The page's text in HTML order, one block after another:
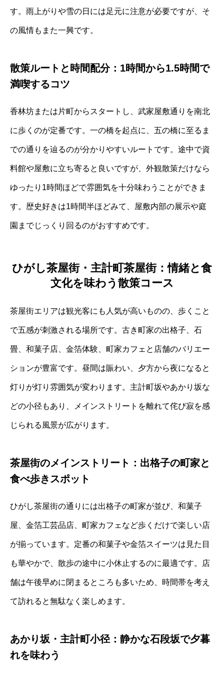
す。雨上がりや雪の日には足元に注意が必要ですが、そ
の風情もまた一興です。
散策ルートと時間配分：1時間から1.5時間で
満喫するコツ
香林坊または片町からスタートし、武家屋敷通りを南北
に歩くのが定番です。一の橋を起点に、五の橋に至るま
での通りを辿るのが分かりやすいルートです。途中で資
料館や屋敷に立ち寄ると良いですが、外観散策だけなら
ゆったり1時間ほどで雰囲気を十分味わうことができま
す。歴史好きは1時間半ほどみて、屋敷内部の展示や庭
園までじっくり回るのがおすすめです。
ひがし茶屋街・主計町茶屋街：情緒と食
文化を味わう散策コース
茶屋街エリアは観光客にも人気が高いものの、歩くこと
で五感が刺激される場所です。古き町家の出格子、石
畳、和菓子店、金箔体験、町家カフェと店舗のバリエー
ションが豊富です。昼間は賑わい、夕方から夜になると
灯りが灯り雰囲気が変わります。主計町坂やあかり坂な
どの小径もあり、メインストリートを離れて侘び寂を感
じられる風景が広がります。
茶屋街のメインストリート：出格子の町家と
食べ歩きスポット
ひがし茶屋街の通りには出格子の町家が並び、和菓子
屋、金箔工芸品店、町家カフェなど歩くだけで楽しい店
が揃っています。定番の和菓子や金箔スイーツは見た目
も華やかで、散歩の途中に小休止するのに最適です。店
舗は午後早めに閉まるところも多いため、時間帯を考え
て訪れると無駄なく楽しめます。
あかり坂・主計町小径：静かな石段坂で夕暮
れを味わう